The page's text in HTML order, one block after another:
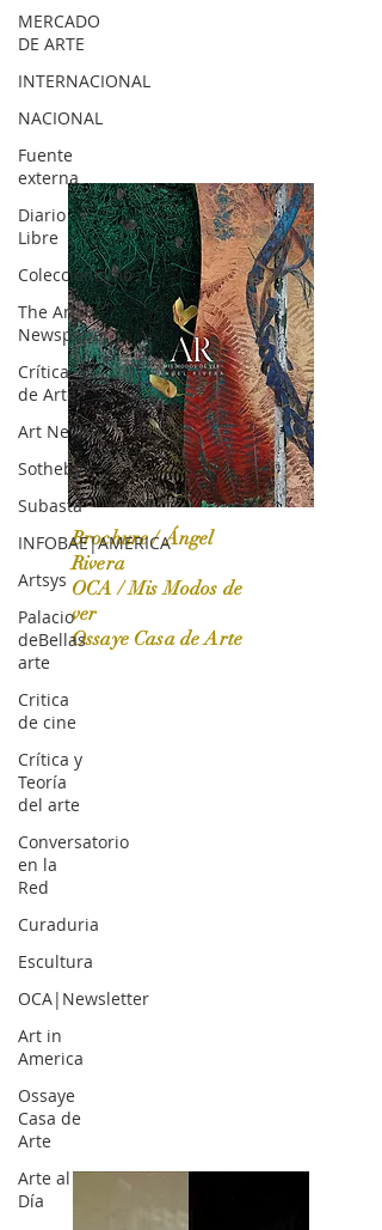
MERCADO
DE ARTE
INTERNACIONAL
NACIONAL
Fuente
externa
Diario
Libre
Coleccionismo
The Art
Newspaper
Crítica
de Arte
Art News
Sotheby's
Subasta
INFOBAE|AMERICA
Artsys
Palacio
deBellas
arte
Critica
de cine
Crítica y
Teoría
del arte
Conversatorio
en la
Red
Curaduria
Escultura
OCA|Newsletter
Art in
America
Ossaye
Casa de
Arte
Arte al
Día
OCA|News 31 / Marzo-Abril / 2024
Brochure / Ángel
Rivera
OCA / Mis Modos de
ver
Ossaye Casa de Arte